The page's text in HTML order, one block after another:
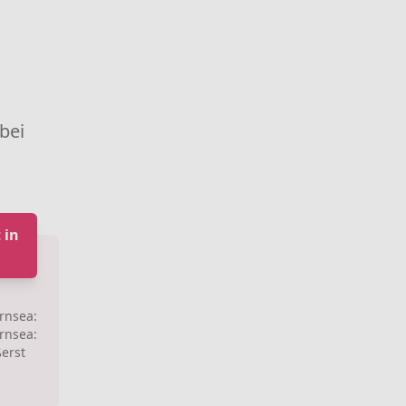
in